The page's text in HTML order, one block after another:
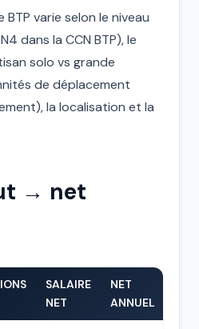
varie selon le niveau
dans la CCN BTP), le
solo vs grande
de déplacement
la localisation et la
→ net
SALAIRE
NET
NET
ANNUEL